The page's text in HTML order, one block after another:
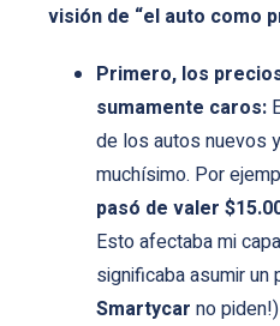
visión de “el auto como
Primero, los
sumamente caros:
de los autos nuevos
muchísimo. Por
pasó de valer
Esto afectaba mi
significaba asumir un
Smartycar no piden!)